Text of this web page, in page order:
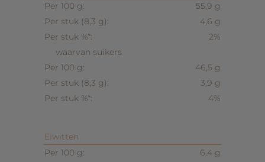
55,9 g
4,6 g
2%
waarvan suikers
46,5 g
3,9 g
4%
Eiwitten
6,4 g